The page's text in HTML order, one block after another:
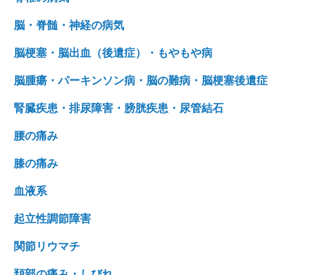
脳・脊髄・神経の病気
脳梗塞・脳出血（後遺症）・もやもや病
脳腫瘍・パーキンソン病・脳の難病・脳梗塞後遺症
腎臓疾患・排尿障害・膀胱疾患・尿管結石
腰の痛み
膝の痛み
血液系
起立性調節障害
関節リウマチ